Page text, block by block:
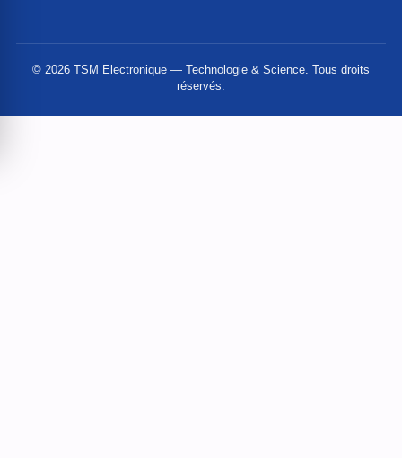
© 2026 TSM Electronique — Technologie & Science. Tous droits
réservés.